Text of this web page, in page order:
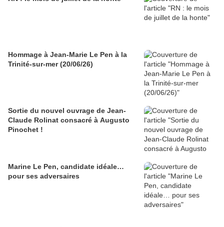
Hommage à Jean-Marie Le Pen à la
Trinité-sur-mer (20/06/26)
Sortie du nouvel ouvrage de Jean-
Claude Rolinat consacré à Augusto
Pinochet !
Marine Le Pen, candidate idéale…
pour ses adversaires